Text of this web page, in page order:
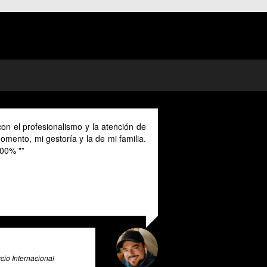
el profesionalismo y la atención de
mi gestoría y la de mi familia.
"
Internacional